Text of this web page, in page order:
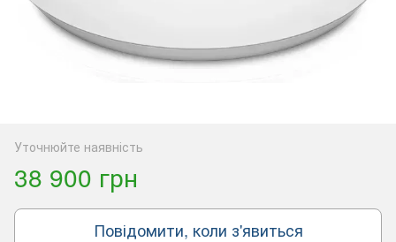
Уточнюйте наявність
38 900 грн
Повідомити, коли з'явиться